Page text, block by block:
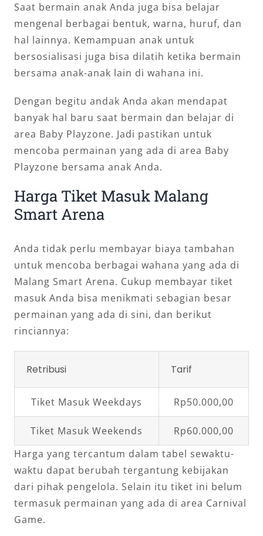
Saat bermain anak Anda juga bisa belajar
mengenal berbagai bentuk, warna, huruf, dan
hal lainnya. Kemampuan anak untuk
bersosialisasi juga bisa dilatih ketika bermain
bersama anak-anak lain di wahana ini.
Dengan begitu andak Anda akan mendapat
banyak hal baru saat bermain dan belajar di
area Baby Playzone. Jadi pastikan untuk
mencoba permainan yang ada di area Baby
Playzone bersama anak Anda.
Harga Tiket Masuk Malang
Smart Arena
Anda tidak perlu membayar biaya tambahan
untuk mencoba berbagai wahana yang ada di
Malang Smart Arena. Cukup membayar tiket
masuk Anda bisa menikmati sebagian besar
permainan yang ada di sini, dan berikut
rinciannya:
Retribusi Tarif
Tiket Masuk Weekdays Rp50.000,00
Tiket Masuk Weekends
Rp60.000,00
Harga yang tercantum dalam tabel sewaktu-
waktu dapat berubah tergantung kebijakan
dari pihak pengelola. Selain itu tiket ini belum
termasuk permainan yang ada di area Carnival
Game.